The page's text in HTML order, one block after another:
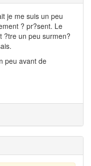
je me suis un peu
? pr?sent. Le
?tre un peu surmen?
peu avant de